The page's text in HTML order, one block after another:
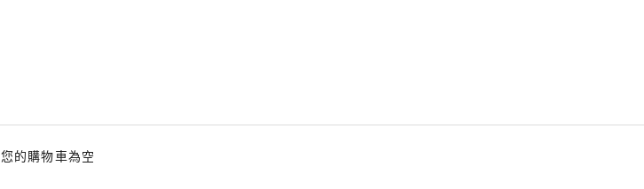
您的購物車為空